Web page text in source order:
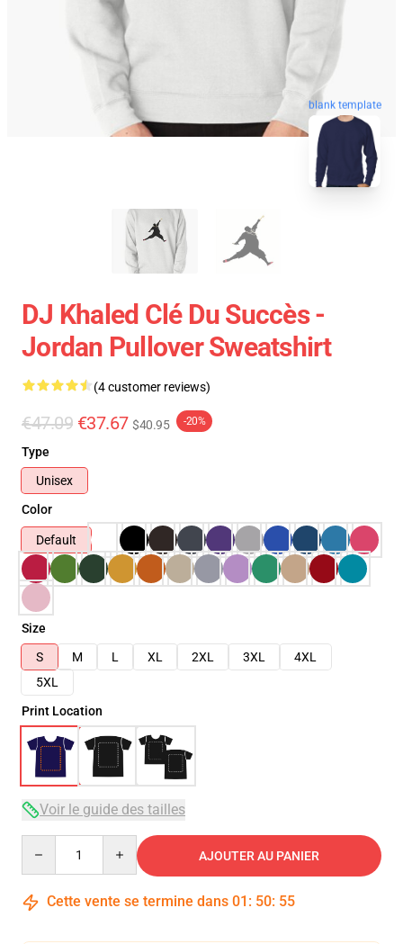
blank template
DJ Khaled Clé Du Succès -
Jordan Pullover Sweatshirt
(4 customer reviews)
€47.09 €37.67 $40.95 -20%
Type
Unisex
Color
Default
Size
S
M L XL 2XL 3XL
4XL
5XL
Print Location
Voir le guide des tailles
AJOUTER AU PANIER
Cette vente se termine dans 01 : 50: 54